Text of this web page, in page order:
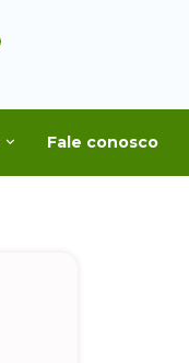
Fale conosco